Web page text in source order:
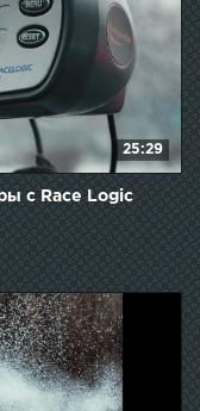
25:29
с Race Logic